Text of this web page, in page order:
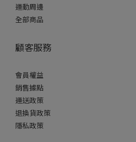
運動周邊
全部商品
顧客服務
會員權益
銷售據點
運送政策
退換貨政策
隱私政策